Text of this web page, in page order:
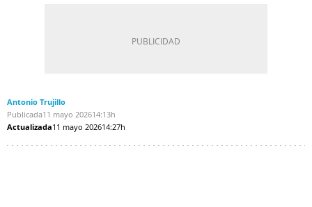
Antonio Trujillo
Publicada11 mayo 202614:13h
Actualizada11 mayo 202614:27h